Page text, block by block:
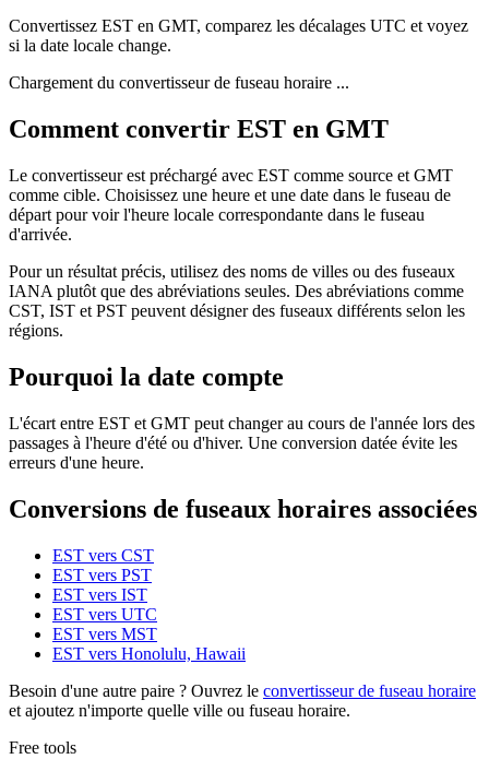
Convertissez EST en GMT, comparez les décalages UTC et voyez
si la date locale change.
Chargement du convertisseur de fuseau horaire ...
Comment convertir EST en GMT
Le convertisseur est préchargé avec EST comme source et GMT
comme cible. Choisissez une heure et une date dans le fuseau de
départ pour voir l'heure locale correspondante dans le fuseau
d'arrivée.
Pour un résultat précis, utilisez des noms de villes ou des fuseaux
IANA plutôt que des abréviations seules. Des abréviations comme
CST, IST et PST peuvent désigner des fuseaux différents selon les
régions.
Pourquoi la date compte
L'écart entre EST et GMT peut changer au cours de l'année lors des
passages à l'heure d'été ou d'hiver. Une conversion datée évite les
erreurs d'une heure.
Conversions de fuseaux horaires associées
EST vers CST
EST vers PST
EST vers IST
EST vers UTC
EST vers MST
EST vers Honolulu, Hawaii
Besoin d'une autre paire ? Ouvrez le convertisseur de fuseau horaire
et ajoutez n'importe quelle ville ou fuseau horaire.
Free tools